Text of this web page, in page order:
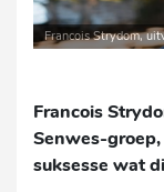
Francois Strydom,
Francois
Senwes-
suksesse wat